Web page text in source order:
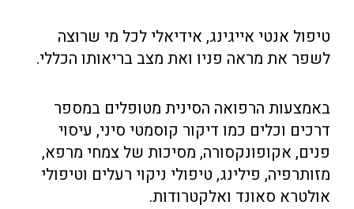
טיפול אנטי אייגינג, אידיאלי לכל מי שרוצה
לשפר את מראה פניו ואת מצב בריאותו הכללי.
באמצעות הרפואה הסינית מטופלים במספר
דרכים וכלים כמו דיקור קוסמטי סיני, עיסוי
פנים, אקופונקסורה, מסיכות של צמחי מרפא,
מזותרפיה, פילינג, טיפולי ניקוי רעלים וטיפולי
אולטרא סאונד ואלקטרודות.